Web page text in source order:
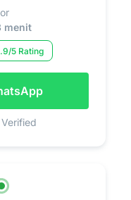
menit
5 Rating
Verified